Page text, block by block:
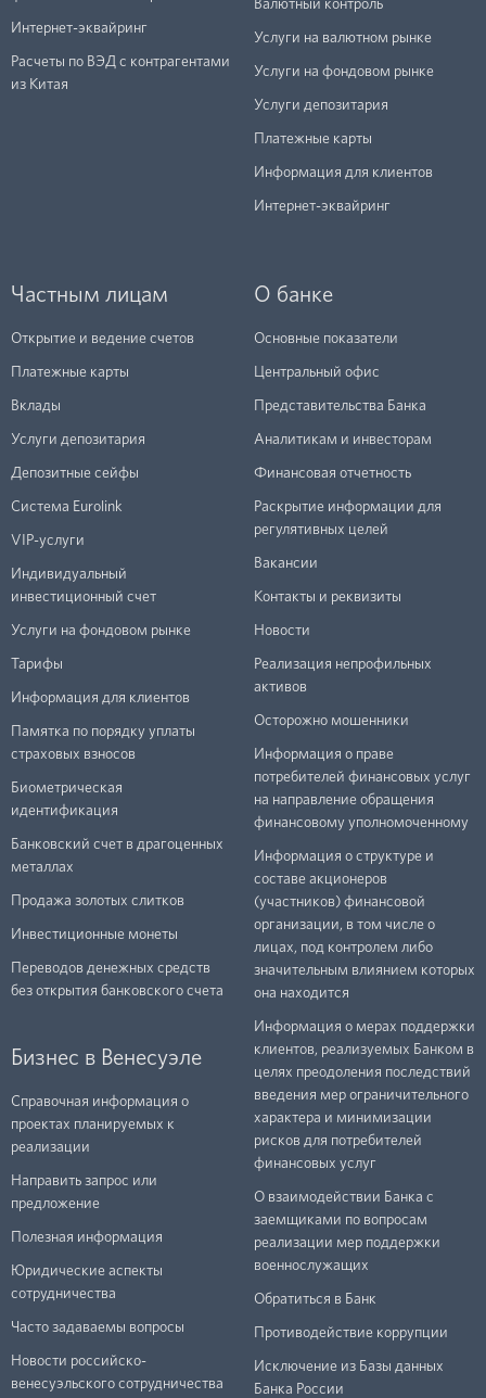
Интернет-эквайринг
Расчеты по ВЭД с контрагентами
из Китая
Валютный контроль
Услуги на валютном рынке
Услуги на фондовом рынке
Услуги депозитария
Платежные карты
Информация для клиентов
Интернет-эквайринг
Частным лицам
Открытие и ведение счетов
Платежные карты
Вклады
Услуги депозитария
Депозитные сейфы
Система Eurolink
VIP-услуги
Индивидуальный
инвестиционный счет
Услуги на фондовом рынке
Тарифы
Информация для клиентов
Памятка по порядку уплаты
страховых взносов
Биометрическая
идентификация
Банковский счет в драгоценных
металлах
Продажа золотых слитков
Инвестиционные монеты
Переводов денежных средств
без открытия банковского счета
Бизнес в Венесуэле
Справочная информация о
проектах планируемых к
реализации
Направить запрос или
предложение
Полезная информация
Юридические аспекты
сотрудничества
Часто задаваемы вопросы
Новости российско-
венесуэльского сотрудничества
О банке
Основные показатели
Центральный офис
Представительства Банка
Аналитикам и инвесторам
Финансовая отчетность
Раскрытие информации для
регулятивных целей
Вакансии
Контакты и реквизиты
Новости
Реализация непрофильных
активов
Осторожно мошенники
Информация о праве
потребителей финансовых услуг
на направление обращения
финансовому уполномоченному
Информация о структуре и
составе акционеров
(участников) финансовой
организации, в том числе о
лицах, под контролем либо
значительным влиянием которых
она находится
Информация о мерах поддержки
клиентов, реализуемых Банком в
целях преодоления последствий
введения мер ограничительного
характера и минимизации
рисков для потребителей
финансовых услуг
О взаимодействии Банка с
заемщиками по вопросам
реализации мер поддержки
военнослужащих
Обратиться в Банк
Противодействие коррупции
Исключение из Базы данных
Банка России